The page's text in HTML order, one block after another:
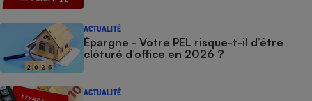
ACTUALITÉ
Épargne - Votre PEL risque-t-il d’être
clôturé d’office en 2026 ?
ACTUALITÉ